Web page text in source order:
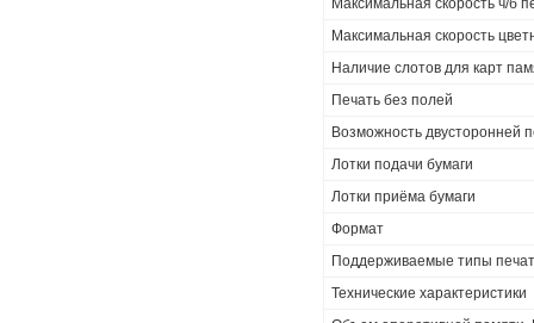
Максимальная cкорость ч/б
Максимальная cкорость
Наличие слотов для карт
Печать без полей
Возможность двусторонней
Лотки подачи бумаги
Лотки приёма бумаги
Формат
Поддерживаемые типы
Технические характеристики